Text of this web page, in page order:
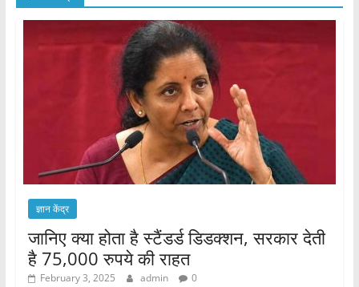
ज्ञान केंद्र
जानिए क्या होता है स्टैंडर्ड डिडक्शन, सरकार देती
है 75,000 रुपये की राहत
February 3, 2025 admin 0